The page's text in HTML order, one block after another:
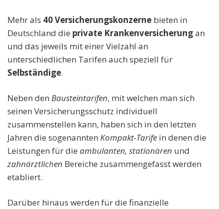
Mehr als 40 Versicherungskonzerne bieten in
Deutschland die private Krankenversicherungan
und das jeweils mit einer Vielzahl an
unterschiedlichen Tarifen auch speziell für
Selbständige.
Neben den Bausteintarifen, mit welchen man sich
seinen Versicherungsschutz individuell
zusammenstellen kann, haben sich in den letzten
Jahren die sogenannten Kompakt-Tarife in denen die
Leistungen für die ambulanten, stationären und
zahnärztlichen Bereiche zusammengefasst werden
etabliert.
Darüber hinaus werden für die finanzielle